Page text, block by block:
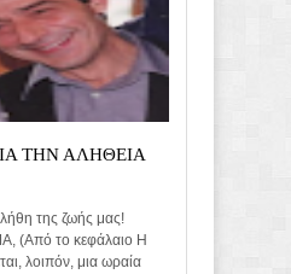
ΤΗΝ ΑΛΗΘΕΙΑ
λήθη της ζωής μας!
(Από το κεφάλαιο Η
λοιπόν, μια ωραία